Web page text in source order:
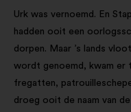
Urk was vernoemd. En
hadden ooit een
dorpen. Maar ’s lands
wordt genoemd, kwam er
fregatten,
droeg ooit de naam van